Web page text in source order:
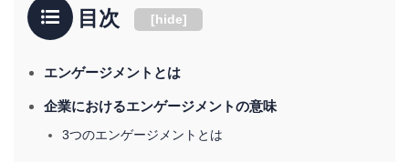
目次 [hide]
エンゲージメントとは
企業におけるエンゲージメントの意味
3つのエンゲージメントとは